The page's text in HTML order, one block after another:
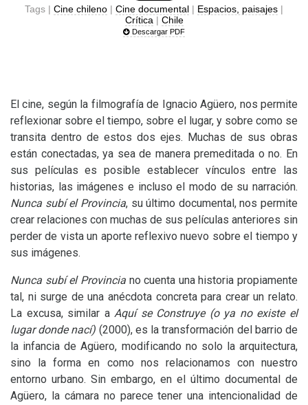
Tags | Cine chileno | Cine documental | Espacios, paisajes |
Crítica | Chile
Descargar PDF
El cine, según la filmografía de Ignacio Agüero, nos permite
reflexionar sobre el tiempo, sobre el lugar, y sobre como se
transita dentro de estos dos ejes. Muchas de sus obras
están conectadas, ya sea de manera premeditada o no. En
sus películas es posible establecer vínculos entre las
historias, las imágenes e incluso el modo de su narración.
Nunca subí el Provincia, su último documental, nos permite
crear relaciones con muchas de sus películas anteriores sin
perder de vista un aporte reflexivo nuevo sobre el tiempo y
sus imágenes.
Nunca subí el Provinciano cuenta una historia propiamente
tal, ni surge de una anécdota concreta para crear un relato.
La excusa, similar aAquí se Construye (o ya no existe el
lugar donde nací) (2000), es la transformación del barrio de
la infancia de Agüero, modificando no solo la arquitectura,
sino la forma en como nos relacionamos con nuestro
entorno urbano. Sin embargo, en el último documental de
Agüero, la cámara no parece tener una intencionalidad de